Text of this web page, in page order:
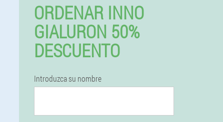
ORDENAR INNO
GIALURON 50%
DESCUENTO
Introduzca su nombre